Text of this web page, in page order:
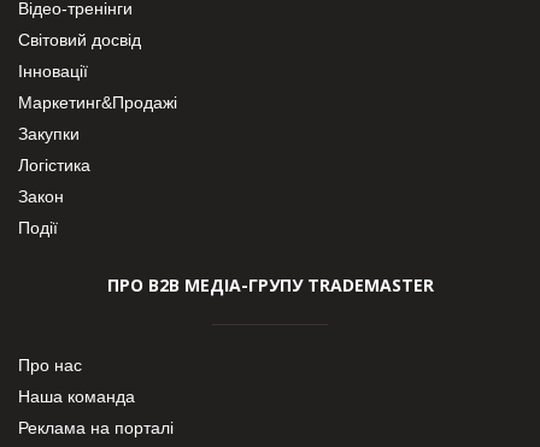
Відео-тренінги
Світовий досвід
Інновації
Маркетинг&Продажі
Закупки
Логістика
Закон
Події
ПРО В2В МЕДІА-ГРУПУ TRADEMASTER
Про нас
Наша команда
Реклама на порталі